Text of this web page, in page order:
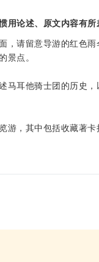
用论述、原文内容有所
，请留意导游的红色
景点。
马耳他骑士团的历史
游，其中包括收藏著